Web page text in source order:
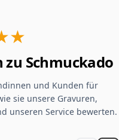
Schmuckado
und Kunden für
sie unsere Gravuren,
unseren Service bewerten.